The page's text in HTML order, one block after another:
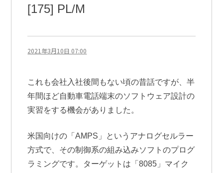
[175] PL/M
2021年3月10日 07:00
これも会社入社後間もない頃の昔話ですが、半
年間ほど自動車電話端末のソフトウェア設計の
実習をする機会がありました。
米国向けの「AMPS」というアナログセルラー
方式で、その制御系の組み込みソフトのプログ
ラミングです。ターゲットは「8085」マイク